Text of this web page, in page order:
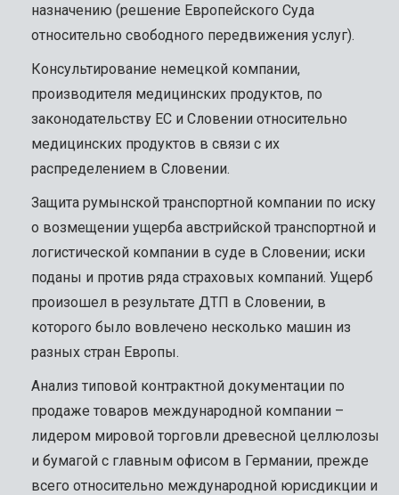
назначению (решение Европейского Суда
относительно свободного передвижения услуг).
Консультирование немецкой компании,
производителя медицинских продуктов, по
законодательству ЕС и Словении относительно
медицинских продуктов в связи с их
распределением в Словении.
Защита румынской транспортной компании по иску
о возмещении ущерба австрийской транспортной и
логистической компании в суде в Словении; иски
поданы и против ряда страховых компаний. Ущерб
произошел в результате ДТП в Словении, в
которого было вовлечено несколько машин из
разных стран Европы.
Анализ типовой контрактной документации по
продаже товаров международной компании –
лидером мировой торговли древесной целлюлозы
и бумагой с главным офисом в Германии, прежде
всего относительно международной юрисдикции и